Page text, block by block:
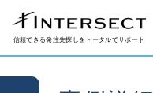
信頼できる発注先探しをトータルでサポート